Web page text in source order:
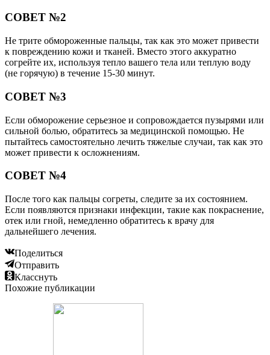
СОВЕТ №2
Не трите обмороженные пальцы, так как это может привести
к повреждению кожи и тканей. Вместо этого аккуратно
согрейте их, используя тепло вашего тела или теплую воду
(не горячую) в течение 15-30 минут.
СОВЕТ №3
Если обморожение серьезное и сопровождается пузырями или
сильной болью, обратитесь за медицинской помощью. Не
пытайтесь самостоятельно лечить тяжелые случаи, так как это
может привести к осложнениям.
СОВЕТ №4
После того как пальцы согреты, следите за их состоянием.
Если появляются признаки инфекции, такие как покраснение,
отек или гной, немедленно обратитесь к врачу для
дальнейшего лечения.
Поделиться
Отправить
Класснуть
Похожие публикации